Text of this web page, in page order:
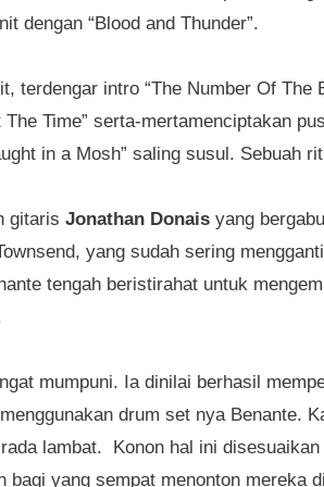
dengan “Blood and Thunder”.
terdengar intro “The Number Of The
The Time” serta-mertamenciptakan
in a Mosh” saling susul. Sebuah
gitaris Jonathan Donais yang
yang sudah sering
tengah beristirahat untuk
mumpuni. Ia dinilai berhasil
drum set nya Benante.
lambat. Konon hal ini
bagi yang sempat menonton mereka di